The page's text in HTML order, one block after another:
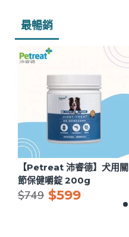
最暢銷
【Petreat 沛睿德】犬用關
節保健嚼錠 200g
$599
$749